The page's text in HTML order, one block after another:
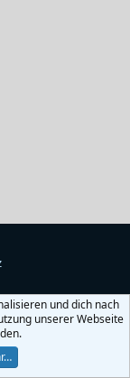
und dich nach
unserer Webseite